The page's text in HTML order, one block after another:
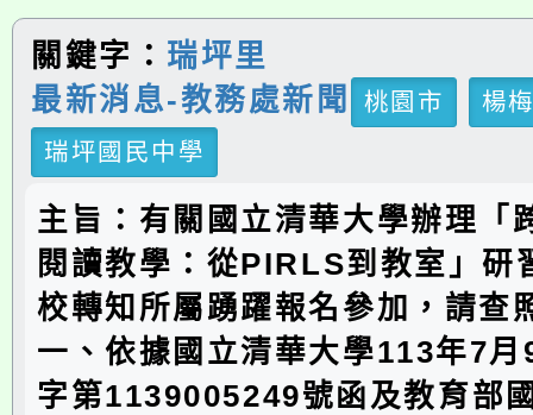
關鍵字： 瑞坪里
最新消息-教務處新聞
桃園市
楊
瑞坪國民中學
主旨：有關國立清華大學辦理「
閱讀教學：從PIRLS到教室」研
校轉知所屬踴躍報名參加，請查
一、依據國立清華大學113年7
字第1139005249號函及教育部